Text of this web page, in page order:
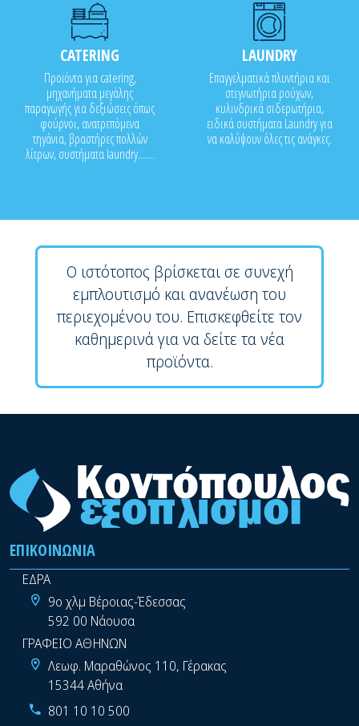
CATERING
Προϊόντα για catering,
μηχανήματα μεγάλης
παραγωγής για δεξιώσεις όπως
φούρνοι, ανατρεπόμενα
τηγάνια, βραστήρες πολλών
λίτρων, συστήματα laundry.......
LAUNDRY
Επαγγελματικά πλυντήρια και
στεγνωτήρια ρούχων,
κυλινδρικά σιδερωτήρια,
ειδικά συστήματα Laundry για
να καλύψουν όλες τις ανάγκες.
Ο ιστότοπος βρίσκεται σε συνεχή
εμπλουτισμό και ανανέωση του
περιεχομένου του. Επισκεφθείτε τον
καθημερινά για να δείτε τα νέα
προϊόντα.
ΕΠΙΚΟΙΝΩΝΊΑ
ΕΔΡΑ
9ο χλμ Βέροιας-Έδεσσας
592 00 Νάουσα
ΓΡΑΦΕΙΟ ΑΘΗΝΩΝ
Λεωφ. Μαραθώνος 110, Γέρακας
15344 Αθήνα
801 10 10 500